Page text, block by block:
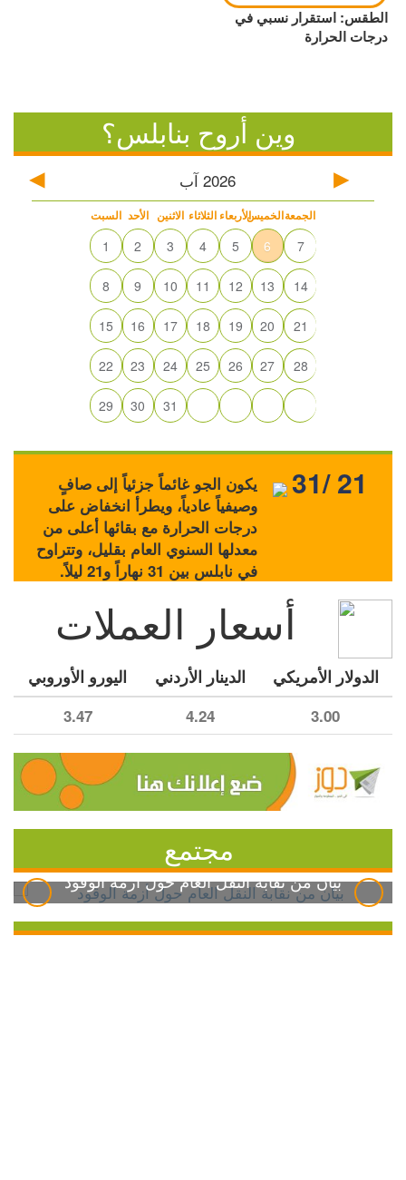
الطقس: استقرار نسبي في
درجات الحرارة
وين أروح بنابلس؟
2026 آب
السبت الأحد الاثنين الثلاثاء الأربعاءالخميسالجمعة
1 2 3 4 5 6 7
8 9 10 11 12 13 14
15 16 17 18 19 20 21
22 23 24 25 26 27 28
29 30 31
يكون الجو غائماً جزئياً إلى صافٍ
وصيفياً عادياً، ويطرأ انخفاض على
درجات الحرارة مع بقائها أعلى من
معدلها السنوي العام بقليل، وتتراوح
في نابلس بين 31 نهاراً و21 ليلاً.
31/ 21
أسعار العملات
الدولار الأمريكي الدينار الأردني اليورو الأوروبي
3.00
4.24
3.47
مجتمع
بيان من نقابة النقل العام حول أزمة الوقود